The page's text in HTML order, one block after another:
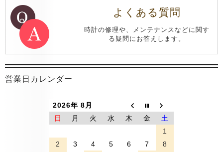
よくある質問
時計の修理や、メンテナンスなどに関す
る疑問にお答えします。
営業日カレンダー
2026年 8月
日
月 火 水 木 金
土
1
2
3 4 5 6 7
8